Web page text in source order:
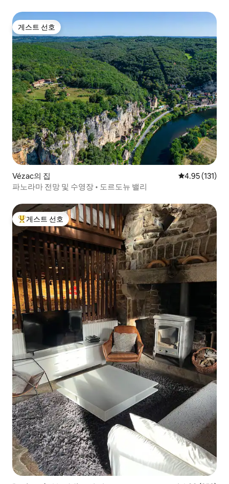
게스트 선호
게스트 선호
Vézac의 집 평점 4.95점(5
4.95 (131)
파노라마 전망 및 수영장 • 도르도뉴 밸리
상위 게스트 선호
게스트 선호